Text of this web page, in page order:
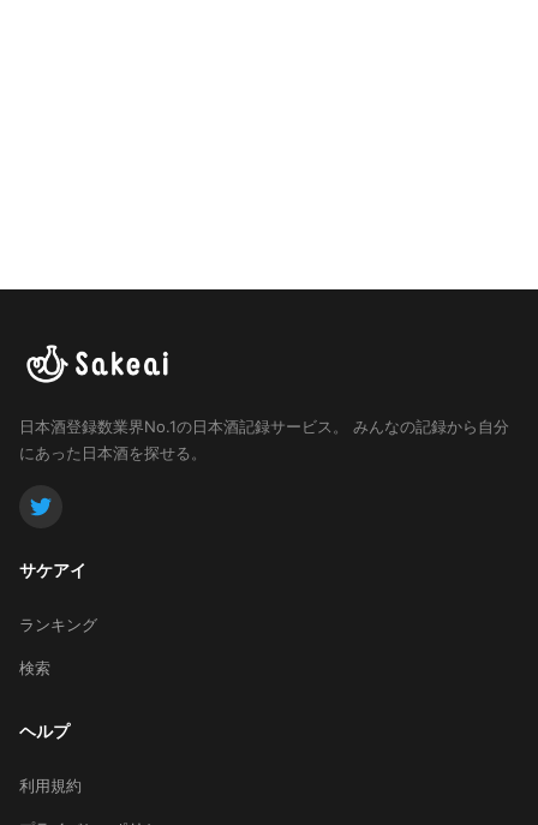
日本酒登録数業界No.1の日本酒記録サービス。
みんなの記録から自分
にあった日本酒を探せる。
サケアイ
ランキング
検索
ヘルプ
利用規約